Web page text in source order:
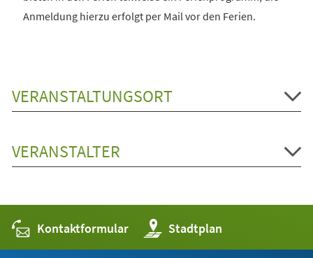
Anmeldung hierzu erfolgt per Mail vor den Ferien.
VERANSTALTUNGSORT
VERANSTALTER
Kontaktformular Stadtplan
(Öffnet
in
einem